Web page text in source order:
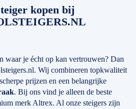
kopen bij
waar je écht op kan vertrouwen? Dan
Wij combineren topkwaliteit
prijzen en een belangrijke
. Bij ons vind je alleen de beste
merk Altrex. Al onze steigers zijn